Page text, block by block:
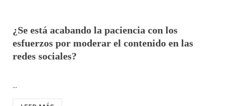
¿Se está acabando la paciencia con los
esfuerzos por moderar el contenido en las
redes sociales?
...